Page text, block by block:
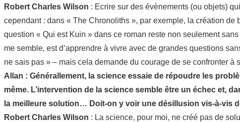
Robert Charles Wilson : Ecrire sur des évènements (ou objets)
cependant : dans « The Chronoliths », par exemple, la création
question « Qui est Kuin » dans ce roman reste non seulement
me semble, est d’apprendre à vivre avec de grandes questions
ne sais pas » – mais cela demande du courage de se confronter à
Allan : Générallement, la science essaie de répoudre les
même. L’intervention de la science semble être un échec et,
la meilleure solution… Doit-on y voir une désillusion vis-à-vis
Robert Charles Wilson : La science, pour moi, ne créé pas de